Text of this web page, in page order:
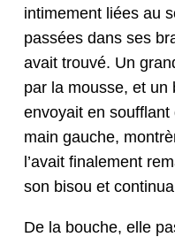
intime­ment liées au
passées dans ses
avait trou­vé. Un
par la mousse, et un
envoy­ait en
main gauche,
l’avait finale­ment
son bisou et
De la bouche, elle